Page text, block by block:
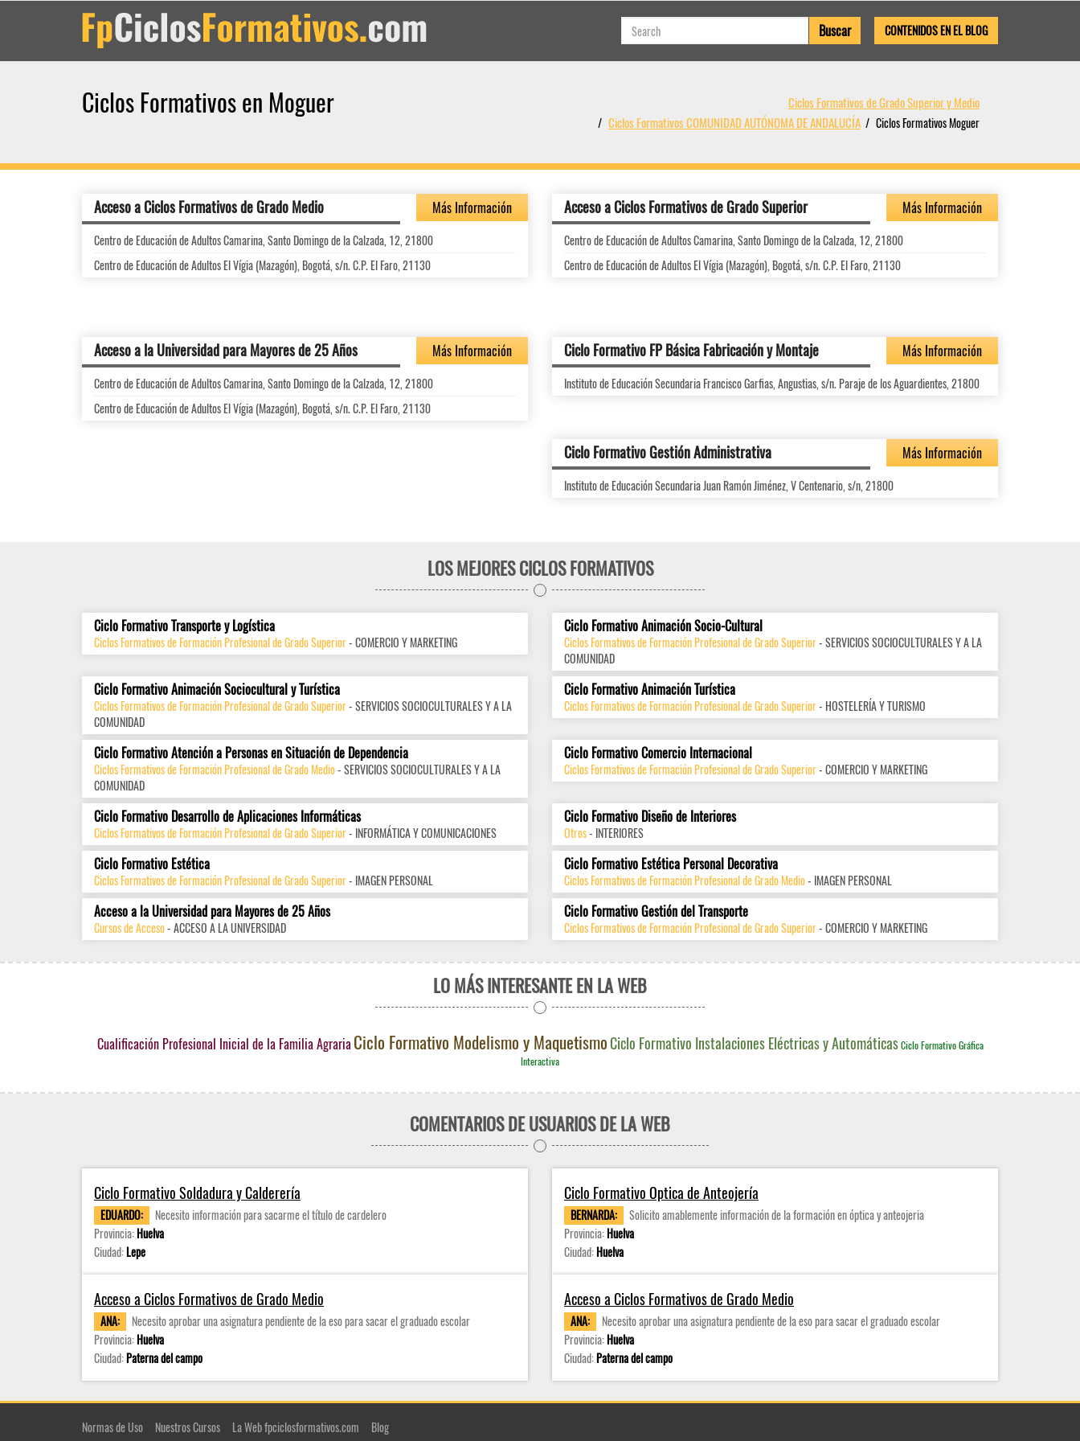
CONTENIDOS EN EL BLOG
Ciclos Formativos en Moguer
Ciclos Formativos de Grado Superior y Medio
Ciclos Formativos COMUNIDAD AUTÓNOMA DE ANDALUCÍA
Ciclos Formativos Moguer
Acceso a Ciclos Formativos de Grado Medio Más Información
Centro de Educación de Adultos Camarina, Santo Domingo de la Calzada, 12, 21800
Centro de Educación de Adultos El Vígia (Mazagón), Bogotá, s/n. C.P. El Faro, 21130
Acceso a Ciclos Formativos de Grado Superior Más Información
Centro de Educación de Adultos Camarina, Santo Domingo de la Calzada, 12, 21800
Centro de Educación de Adultos El Vígia (Mazagón), Bogotá, s/n. C.P. El Faro, 21130
Acceso a la Universidad para Mayores de 25 Años Más Información
Centro de Educación de Adultos Camarina, Santo Domingo de la Calzada, 12, 21800
Centro de Educación de Adultos El Vígia (Mazagón), Bogotá, s/n. C.P. El Faro, 21130
Ciclo Formativo FP Básica Fabricación y Montaje Más Información
Instituto de Educación Secundaria Francisco Garfias, Angustias, s/n. Paraje de los Aguardientes, 21800
Ciclo Formativo Gestión Administrativa Más Información
Instituto de Educación Secundaria Juan Ramón Jiménez, V Centenario, s/n, 21800
LOS MEJORES CICLOS FORMATIVOS
Ciclo Formativo Transporte y Logística
Ciclos Formativos de Formación Profesional de Grado Superior- COMERCIO Y MARKETING
Ciclo Formativo Animación Socio-Cultural
Ciclos Formativos de Formación Profesional de Grado Superior- SERVICIOS SOCIOCULTURALES Y A LA
COMUNIDAD
Ciclo Formativo Animación Sociocultural y Turística
Ciclos Formativos de Formación Profesional de Grado Superior- SERVICIOS SOCIOCULTURALES Y A LA
COMUNIDAD
Ciclo Formativo Animación Turística
Ciclos Formativos de Formación Profesional de Grado Superior- HOSTELERÍA Y TURISMO
Ciclo Formativo Atención a Personas en Situación de Dependencia
Ciclos Formativos de Formación Profesional de Grado Medio- SERVICIOS SOCIOCULTURALES Y A LA
COMUNIDAD
Ciclo Formativo Comercio Internacional
Ciclos Formativos de Formación Profesional de Grado Superior- COMERCIO Y MARKETING
Ciclo Formativo Desarrollo de Aplicaciones Informáticas
Ciclos Formativos de Formación Profesional de Grado Superior- INFORMÁTICA Y COMUNICACIONES
Ciclo Formativo Diseño de Interiores
Otros- INTERIORES
Ciclo Formativo Estética
Ciclos Formativos de Formación Profesional de Grado Superior- IMAGEN PERSONAL
Ciclo Formativo Estética Personal Decorativa
Ciclos Formativos de Formación Profesional de Grado Medio- IMAGEN PERSONAL
Acceso a la Universidad para Mayores de 25 Años
Cursos de Acceso- ACCESO A LA UNIVERSIDAD
Ciclo Formativo Gestión del Transporte
Ciclos Formativos de Formación Profesional de Grado Superior- COMERCIO Y MARKETING
LO MÁS INTERESANTE EN LA WEB
Cualificación Profesional Inicial de la Familia AgrariaCiclo Formativo Modelismo y MaquetismoCiclo Formativo Instalaciones Eléctricas y Automáticas Ciclo Formativo Gráfica
Interactiva
COMENTARIOS DE USUARIOS DE LA WEB
Ciclo Formativo Soldadura y Calderería
EDUARDO:
Necesito información para sacarme el título de cardelero
Provincia:Huelva
Ciudad:Lepe
Ciclo Formativo Optica de Anteojería
BERNARDA:
Solicito amablemente información de la formación en óptica y anteojeria
Provincia:Huelva
Ciudad:Huelva
Acceso a Ciclos Formativos de Grado Medio
ANA:
Necesito aprobar una asignatura pendiente de la eso para sacar el graduado escolar
Provincia:Huelva
Ciudad:Paterna del campo
Acceso a Ciclos Formativos de Grado Medio
ANA:
Necesito aprobar una asignatura pendiente de la eso para sacar el graduado escolar
Provincia:Huelva
Ciudad:Paterna del campo
Normas de Uso Nuestros Cursos La Web fpciclosformativos.com Blog